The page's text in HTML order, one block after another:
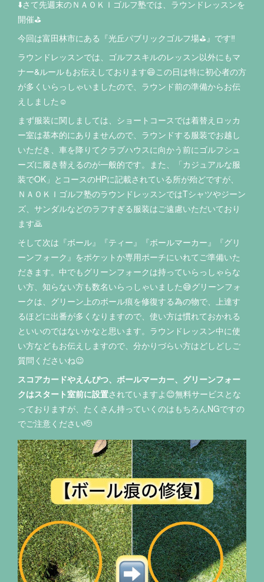
⬇️さて先週末のＮＡＯＫＩゴルフ塾では、ラウンドレッスンを
開催⛳
今回は富田林市にある『光丘パブリックゴルフ場⛳️』です‼️
ラウンドレッスンでは、ゴルフスキルのレッスン以外にもマ
ナー&ルールもお伝えしております😄この日は特に初心者の方
が多くいらっしゃいましたので、ラウンド前の準備からお伝
えしました☺️
まず服装に関しましては、ショートコースでは着替えロッカ
ー室は基本的にありませんので、ラウンドする服装でお越し
いただき、車を降りてクラブハウスに向かう前にゴルフシュ
ーズに履き替えるのが一般的です。また、「カジュアルな服
装でOK」とコースのHPに記載されている所が殆どですが、
ＮＡＯＫＩゴルフ塾のラウンドレッスンではTシャツやジーン
ズ、サンダルなどのラフすぎる服装はご遠慮いただいており
ます🙇
そして次は『ボール』『ティー』『ボールマーカー』『グリ
ーンフォーク』をポケットか専用ポーチにいれてご準備いた
だきます。中でもグリーンフォークは持っていらっしゃらな
い方、知らない方も数名いらっしゃいました😅グリーンフォ
ークは、グリーン上のボール痕を修復する為の物で、上達す
るほどに出番が多くなりますので、使い方は慣れておかれる
といいのではないかなと思います。ラウンドレッスン中に使
い方などもお伝えしますので、分かりづらい方はどしどしご
質問くださいね😉
スコアカードやえんぴつ、ボールマーカー、グリーンフォー
クはスタート室前に設置されていますよ😊無料サービスとな
っておりますが、たくさん持っていくのはもちろんNGですの
でご注意ください🫡